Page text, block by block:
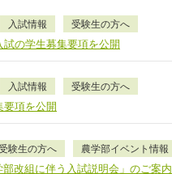
入試情報 受験生の方へ
の学生募集要項を公開
入試情報 受験生の方へ
項を公開
験生の方へ 農学部イベント情報
部改組に伴う入試説明会」のご案内